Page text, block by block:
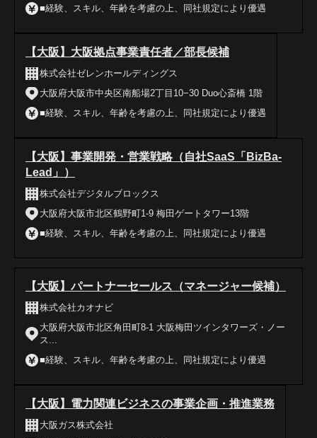
■経験、スキル、年齢を考慮の上、同社規定により優遇
【大阪】大阪拠点事業責任者／部長候補
株式会社ゼレンホールディングス
大阪府大阪市中央区南船場2丁目10−30 Duo心斎橋 1階
■経験、スキル、年齢を考慮の上、同社規定により優遇
【大阪】事業開発・営業戦略（自社SaaS「BizBa-
Lead」）
株式会社デジタルブロックス
大阪府大阪市北区鶴野町1-9 梅田ゲートタワー13階
■経験、スキル、年齢を考慮の上、同社規定により優遇
【大阪】パートナーセールス（マネージャー候補）
株式会社カオナビ
大阪府大阪市北区角田町8-1 大阪梅田ツインタワーズ・ノー
ス...
■経験、スキル、年齢を考慮の上、同社規定により優遇
【大阪】電力関連ビジネスの事業企画・推進業務
大阪ガス株式会社